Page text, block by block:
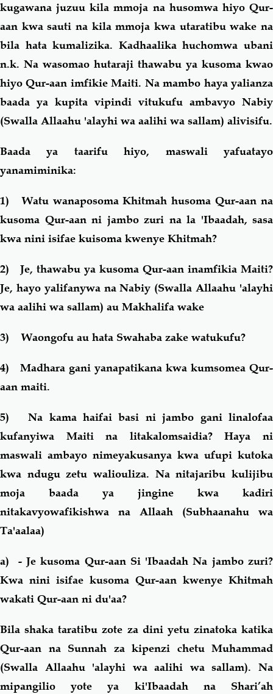
kugawana juzuu kila mmoja na husomwa hiyo Qur-
aan kwa sauti na kila mmoja kwa utaratibu wake na
bila hata kumalizika. Kadhaalika huchomwa ubani
n.k. Na wasomao hutaraji thawabu ya kusoma kwao
hiyo Qur-aan imfikie Maiti. Na mambo haya yalianza
baada ya kupita vipindi vitukufu ambavyo Nabiy
(Swalla Allaahu 'alayhi wa aalihi wa sallam) alivisifu.
Baada ya taarifu hiyo, maswali yafuatayo
yanamiminika:
1)Watu wanaposoma Khitmah husoma Qur-aan na
kusoma Qur-aan ni jambo zuri na la 'Ibaadah, sasa
kwa nini isifae kuisoma kwenye Khitmah?
2) Je, thawabu ya kusoma Qur-aan inamfikia Maiti?
Je, hayo yalifanywa na Nabiy (Swalla Allaahu 'alayhi
wa aalihi wa sallam) au Makhalifa wake
3) Waongofu au hata Swahaba zake watukufu?
4) Madhara gani yanapatikana kwa kumsomea Qur-
aan maiti.
5)Na kama haifai basi ni jambo gani linalofaa
kufanyiwa Maiti na litakalomsaidia? Haya ni
maswali ambayo nimeyakusanya kwa ufupi kutoka
kwa ndugu zetu waliouliza. Na nitajaribu kulijibu
moja baada ya jingine kwa kadiri
nitakavyowafikishwa na Allaah (Subhaanahu wa
Ta'aalaa)
a) - Je kusoma Qur-aan Si 'Ibaadah Na jambo zuri?
Kwa nini isifae kusoma Qur-aan kwenye Khitmah
wakati Qur-aan ni du'aa?
Bila shaka taratibu zote za dini yetu zinatoka katika
Qur-aan na Sunnah za kipenzi chetu Muhammad
(Swalla Allaahu 'alayhi wa aalihi wa sallam). Na
mipangilio yote ya ki'Ibaadah na Shari’ah